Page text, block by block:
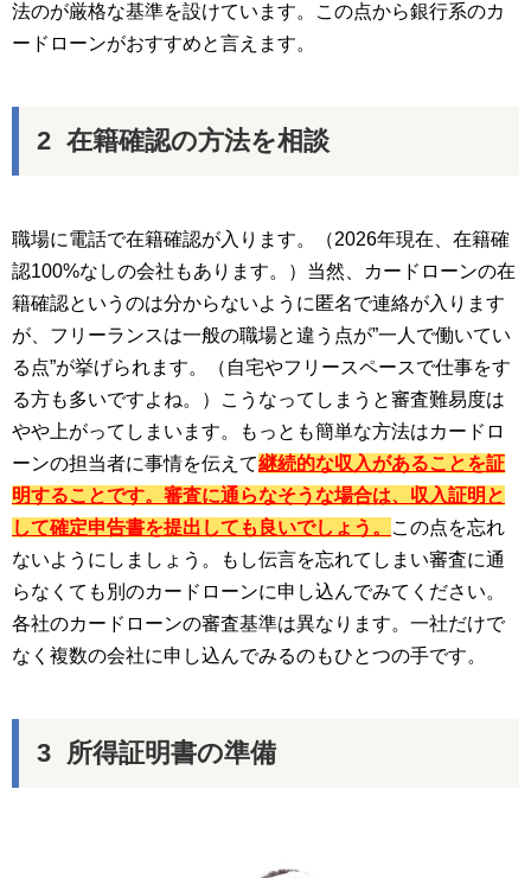
法のが厳格な基準を設けています。この点から銀行系のカ
ードローンがおすすめと言えます。
在籍確認の方法を相談
職場に電話で在籍確認が入ります。（2026年現在、在籍確
認100%なしの会社もあります。）当然、カードローンの在
籍確認というのは分からないように匿名で連絡が入ります
が、フリーランスは一般の職場と違う点が”一人で働いてい
る点”が挙げられます。（自宅やフリースペースで仕事をす
る方も多いですよね。）こうなってしまうと審査難易度は
やや上がってしまいます。もっとも簡単な方法はカードロ
ーンの担当者に事情を伝えて継続的な収入があることを証
明することです。審査に通らなそうな場合は、収入証明と
して確定申告書を提出しても良いでしょう。
この点を忘れ
ないようにしましょう。もし伝言を忘れてしまい審査に通
らなくても別のカードローンに申し込んでみてください。
各社のカードローンの審査基準は異なります。一社だけで
なく複数の会社に申し込んでみるのもひとつの手です。
所得証明書の準備